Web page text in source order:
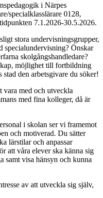
i Närpes
specialklasslärare 0128,
7.1.2026-30.5.2026.
stora undervisningsgrupper,
specialundervisning? Önskar
skolgångshandledare?
möjlighet till fortbildning
den arbetsgivare du söker!
vara med och utveckla
med fina kolleger, då är
i skolan ser vi framemot
och motiverad. Du sätter
lärstilar och anpassar
att våra elever ska känna sig
samt visa hänsyn och kunna
av att utveckla sig själv,